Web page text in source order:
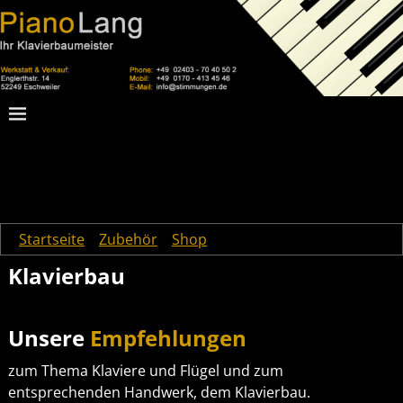
Startseite Zubehör Shop
Klavierbau
Unsere Empfehlungen
zum Thema Klaviere und Flügel und zum
entsprechenden Handwerk, dem Klavierbau.